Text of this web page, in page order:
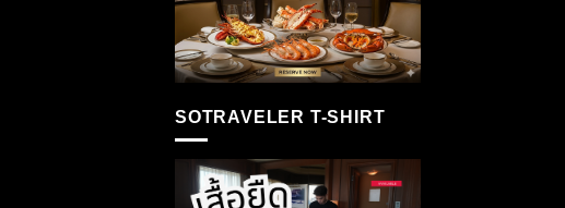
SOTRAVELER T-SHIRT